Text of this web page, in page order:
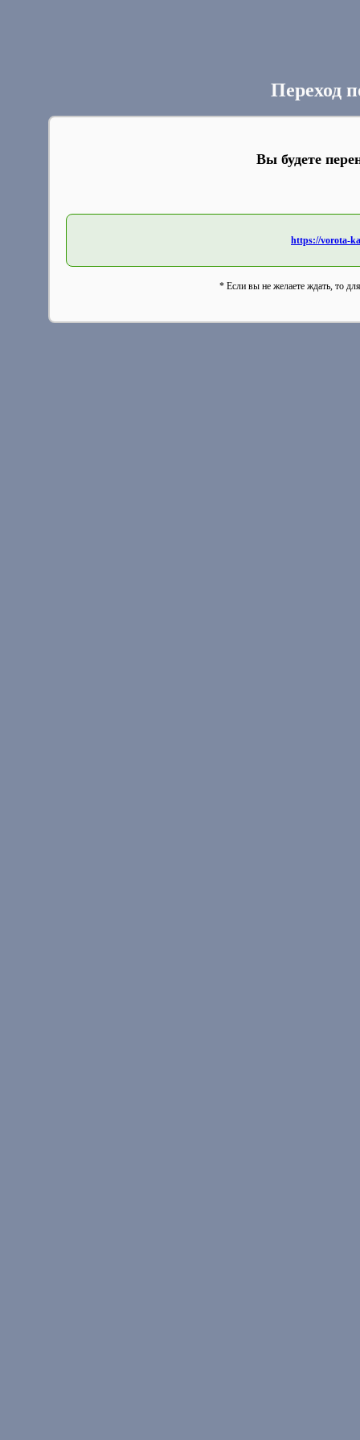
Переход
Вы будете
https://vorota-
* Если вы не желаете ждать, то